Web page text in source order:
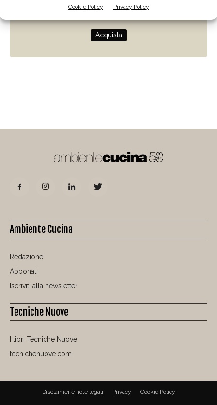
Cookie Policy Privacy Policy
di Giulio Camiz
Acquista
Ambiente Cucina
Redazione
Abbonati
Iscriviti alla newsletter
Tecniche Nuove
I libri Tecniche Nuove
tecnichenuove.com
Disclaimer e note legali Privacy Cookie Policy